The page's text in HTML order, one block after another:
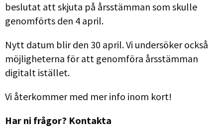
beslutat att skjuta på årsstämman som skulle
genomförts den 4 april.
Nytt datum blir den 30 april. Vi undersöker också
möjligheterna för att genomföra årsstämman
digitalt istället.
Vi återkommer med mer info inom kort!
Har ni frågor? Kontakta